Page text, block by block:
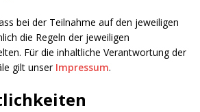
bei der Teilnahme auf den jeweiligen
die Regeln der jeweiligen
Für die inhaltliche Verantwortung der
gilt unser Impressum.